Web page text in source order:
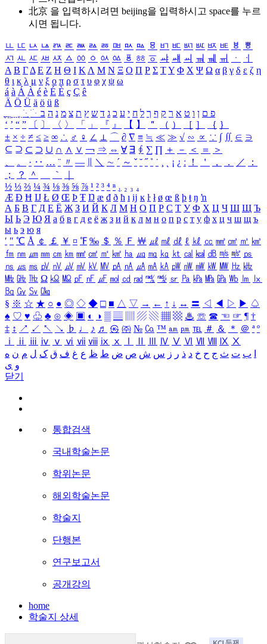
北京 을 입력하시려면 beijing을 입력하시고 space를 누르
시면 됩니다.
ㅥ ㅦ ㅧ ㅨ ㅩ ㅪ ㅫ ㅬ ㅭ ㅮ ㅯ ㅰ ㅱ ㅲ ㅳ ㅴ ㅵ ㅶ ㅷ ㅸ
ㅹ
ㅺ ㅻ ㅼ ㅽ ㅾ ㅿ ㆀ ㆁ ㆂ ㆃ ㆄ ㆅ ㆆ ㆇ ㆈ ㆉ ㆊ ㆋ ㆌ ㆍ
ㆎ
Α Β ΓΔ Ε Ζ Η Θ Ι ΚΛ Μ Ν Ξ Ο Π Ρ Σ ΤΥ Φ Χ Ψ Ω α β γ δ ε ζ η
θ ι κ λ μ ν ξ ο π ρ σ τ υ φ χ ψ ω
á à Á À é è É È ç Ç ê
Ä Ö Ü ä ö ü ß
ִֶֹ ֻּ ׁׂ פ ם ן ו ט א ר ק ף ך ל ח י ע כ ג ד ש ץ ת צ מ נ ה ב
‘ ’ “ ” 〔 〕 〈 〉 「 」 『 』 【 】 ＂ （ ） ［ ］ ｛ ｝
± × ÷ ≠ ≤ ≥ ∞ ∴ ♂ ♀ ∠ ⊥ ⌒ ∂ ∇ ≡ ≒ ≪ ≫ √ ∽ ∝ ∵ ∫ ∬ ∈ ∋
⊆ ⊇ ⊂ ⊃ ∪ ∩ ∧ ∨ ￢ ⇒ ⇔ ∀ ∃ ∮ ∑ ∏ ＋ － ＜ ＝
＞
、
。 · ‥ … ¨ 〃 ― ＼ ∼ ´ ～ ˇ ˘ ˝ ˚ ˙ ¸ ¡ ¿ ː ！ ＇ ， ． ／
：
；
？ ＾ ｀
½ ⅓ ⅔ ¼ ¾ ⅛ ⅜ ⅝ ⅞ ¹ ² ³ ⁴ ⁿ ₁ ₂ ₃ ₄
Æ Ð Ħ Ĳ Ł Ø Œ Þ Ŧ Ŋ æ đ ð ħ ı ĳ ĸ ŀ ł ø œ ß þ ŧ ŋ ŉ
А Б В Г Д Е Ё Ж З И Й К Л М Н О П Р С Т У Ф Х Ц Ч Ш Щ Ъ
Ы Ь Э Ю Я а б в г д е ё ж з и й к л м н о п р с т у ф х ц ч ш щ ъ
ы ь э ю я
′ ″ ℃ Å ￠ ￡ ￥ ¤ ℉ ‰ ＄ ％ Ｆ ￦ ㎕ ㎖ ㎗ ℓ ㎘ ㏄ ㎣ ㎤ ㎥ ㎦
㎙ ㎚ ㎛ ㎜ ㎝ ㎞ ㎟ ㎠ ㎡ ㎢ ㏊ ㎍ ㎎ ㎏ ㏏ ㎈ ㎉ ㏈ ㎧ ㎨ ㎰
㎱ ㎲ ㎳ ㎴ ㎵ ㎶ ㎷ ㎸ ㎹ ㎀ ㎁ ㎂ ㎃ ㎄ ㎺ ㎻ ㎽ ㎾ ㎿ ㎐ ㎑
㎒ ㎓ ㎔ Ω ㏀ ㏁ ㎊ ㎋ ㎌ ㏖ ㏅ ㎭ ㎮ ㎯ ㏛ ㎩ ㎪ ㎫ ㎬ ㏝ ㏐
㏓
㏃ ㏉ ㏜ ㏆
§ ※ ☆ ★ ○ ● ◎ ◇ ◆ □ ■ △ ▽ → ← ↑ ↓ ↔ 〓 ◁ ◀ ▷ ▶ ♤
♠ ♡ ♥ ♧ ♣ ⊙ ◈ ▣ ◐ ◑ ▒ ▤ ▨ ▧ ▦ ▩ ♨ ☏ ☎ ☜ ☞ ¶ †
‡ ↕ ↗ ↙ ↖ ↘ ♭ ♩ ♪ ♬ ㉿ ㈜ № ㏇ ™ ㏂ ㏘ ℡ ＃ ＆ ＊ ＠ ª º
ⅰ
ⅱ ⅲ ⅳ ⅴ ⅵ ⅶ ⅷ ⅸ ⅹ Ⅳ Ⅴ Ⅵ Ⅶ Ⅷ Ⅸ Ⅹ
ب ت ث ج ح خ د ذ ر ز س ش ص ض ط ظ ع غ ف ق ک ل م ن ه
و ی
닫기
통합검색
국내학술논문
학위논문
해외학술논문
학술지
단행본
연구보고서
공개강의
home
학술지 상세